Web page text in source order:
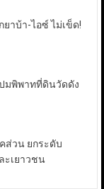
าบ้า-ไอซ์ ไม่เข็ด!
มพิพาทที่ดินวัดดัง
ส่วน ยกระดับ
ะเยาวชน